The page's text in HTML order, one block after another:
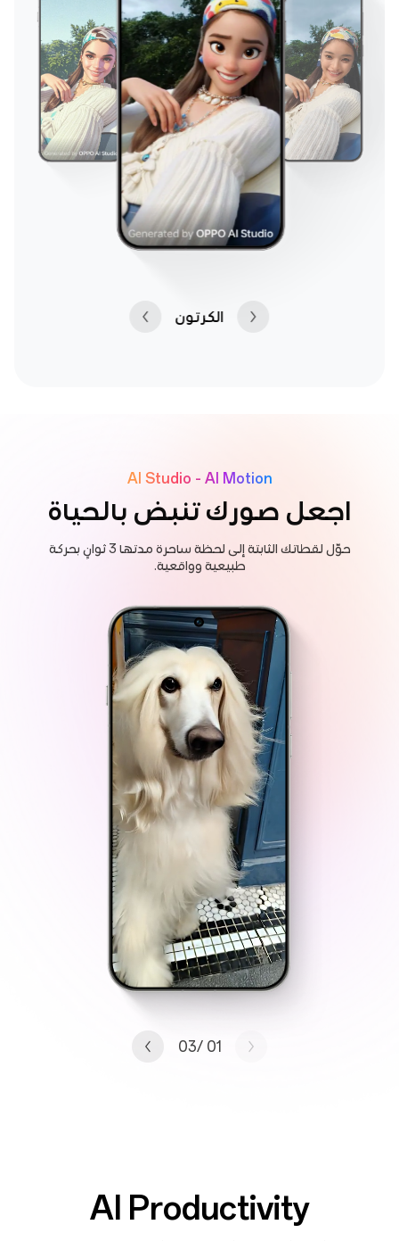
الأصلية
AI Studio - AI Motion
اجعل صورك تنبض بالحياة
حوّل لقطاتك الثابتة إلى لحظة ساحرة مدتها 3 ثوانٍ بحركة
طبيعية وواقعية.
01
/03
AI Productivity